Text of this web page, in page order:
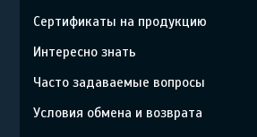
Сертификаты на продукцию
Интересно знать
Часто задаваемые вопросы
Условия обмена и возврата